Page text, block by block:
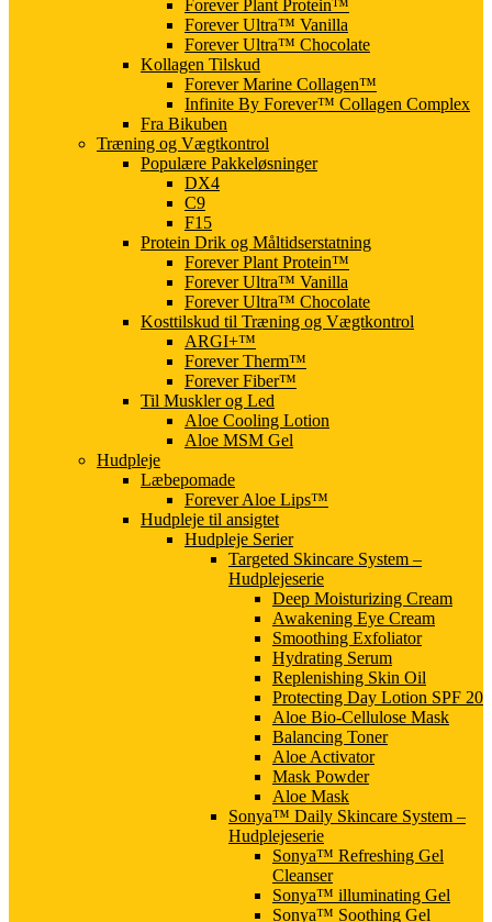
Forever Plant Protein™
Forever Ultra™ Vanilla
Forever Ultra™ Chocolate
Kollagen Tilskud
Forever Marine Collagen™
Infinite By Forever™ Collagen Complex
Fra Bikuben
Træning og Vægtkontrol
Populære Pakkeløsninger
DX4
C9
F15
Protein Drik og Måltidserstatning
Forever Plant Protein™
Forever Ultra™ Vanilla
Forever Ultra™ Chocolate
Kosttilskud til Træning og Vægtkontrol
ARGI+™
Forever Therm™
Forever Fiber™
Til Muskler og Led
Aloe Cooling Lotion
Aloe MSM Gel
Hudpleje
Læbepomade
Forever Aloe Lips™
Hudpleje til ansigtet
Hudpleje Serier
Targeted Skincare System –
Hudplejeserie
Deep Moisturizing Cream
Awakening Eye Cream
Smoothing Exfoliator
Hydrating Serum
Replenishing Skin Oil
Protecting Day Lotion SPF 20
Aloe Bio-Cellulose Mask
Balancing Toner
Aloe Activator
Mask Powder
Aloe Mask
Sonya™ Daily Skincare System –
Hudplejeserie
Sonya™ Refreshing Gel
Cleanser
Sonya™ illuminating Gel
Sonya™ Soothing Gel